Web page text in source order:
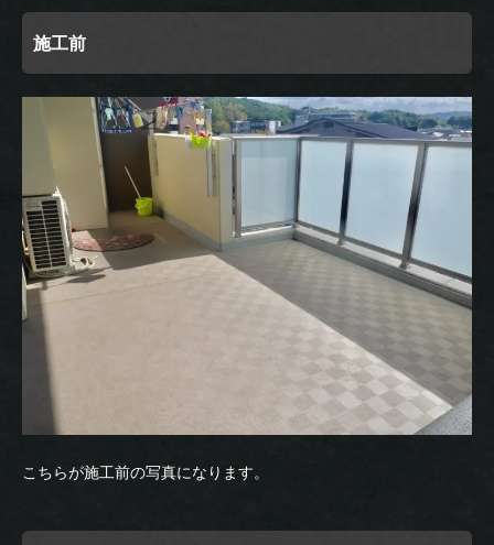
施工前
こちらが施工前の写真になります。